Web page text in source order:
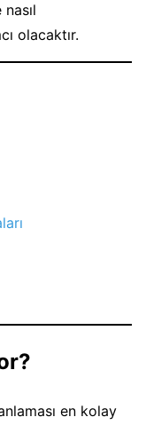
olacaktır.
en kolay